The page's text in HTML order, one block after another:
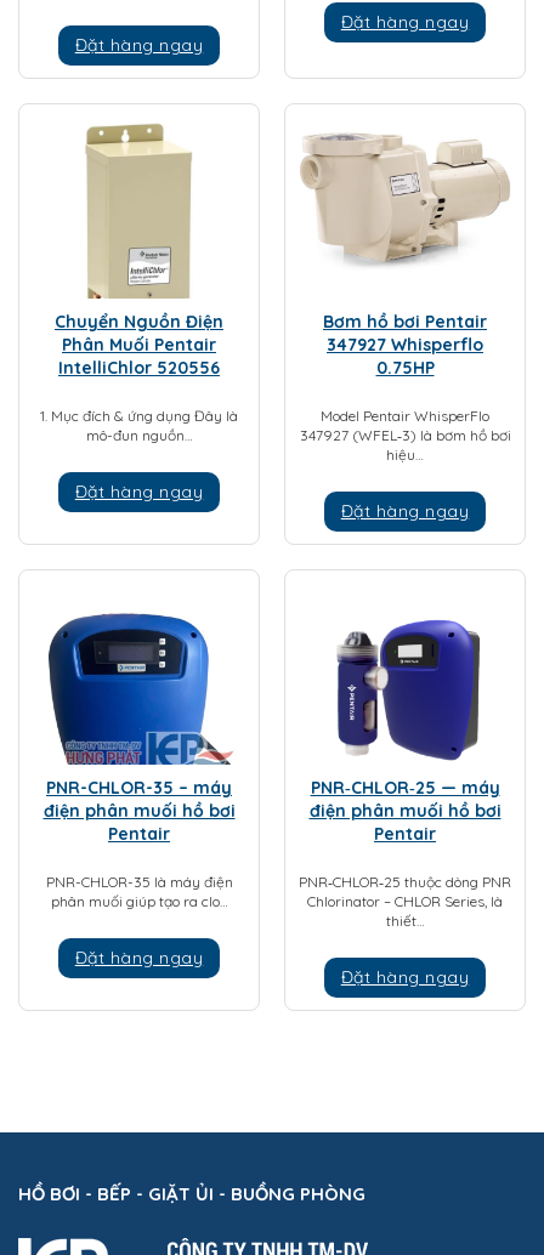
Đặt hàng ngay
Đặt hàng ngay
Chuyển Nguồn Điện
Phân Muối Pentair
IntelliChlor 520556
1. Mục đích & ứng dụng Đây là
mô-đun nguồn…
Đặt hàng ngay
Bơm hồ bơi Pentair
347927 Whisperflo
0.75HP
Model Pentair WhisperFlo
347927 (WFEL‑3) là bơm hồ bơi
hiệu…
Đặt hàng ngay
PNR-CHLOR-35 – máy
điện phân muối hồ bơi
Pentair
PNR-CHLOR-35 là máy điện
phân muối giúp tạo ra clo…
Đặt hàng ngay
PNR‑CHLOR‑25 — máy
điện phân muối hồ bơi
Pentair
PNR‑CHLOR‑25 thuộc dòng PNR
Chlorinator – CHLOR Series, là
thiết…
Đặt hàng ngay
HỒ BƠI - BẾP - GIẶT ỦI - BUỒNG PHÒNG